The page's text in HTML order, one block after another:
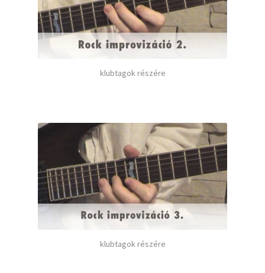
klubtagok részére
klubtagok részére